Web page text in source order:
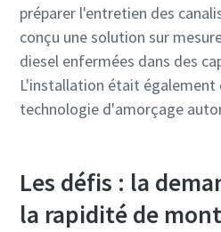
préparer l'entretien des
conçu une solution sur
diesel enfermées dans des
L'installation était également
technologie d'amorçage
Les défis : la
la rapidité de